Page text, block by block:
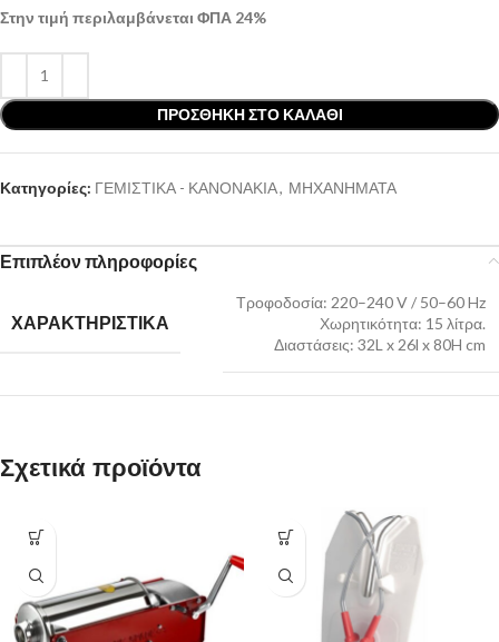
Στην τιμή περιλαμβάνεται ΦΠΑ 24%
ΠΡΟΣΘΉΚΗ ΣΤΟ ΚΑΛΆΘΙ
Κατηγορίες: ΓΕΜΙΣΤΙΚΑ - ΚΑΝΟΝΑΚΙΑ, ΜΗΧΑΝΗΜΑΤΑ
Επιπλέον πληροφορίες
ΧΑΡΑΚΤΗΡΙΣΤΙΚΑ
Τροφοδοσία: 220–240 V / 50–60 Hz
Χωρητικότητα: 15 λίτρα.
Διαστάσεις: 32L x 26l x 80H cm
Σχετικά προϊόντα